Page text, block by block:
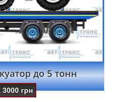
до 5 тонн
3000 грн